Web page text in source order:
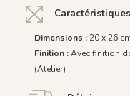
Caractéristiques
Dimensions :20 x 26
Finition :Avec finition
(Atelier)